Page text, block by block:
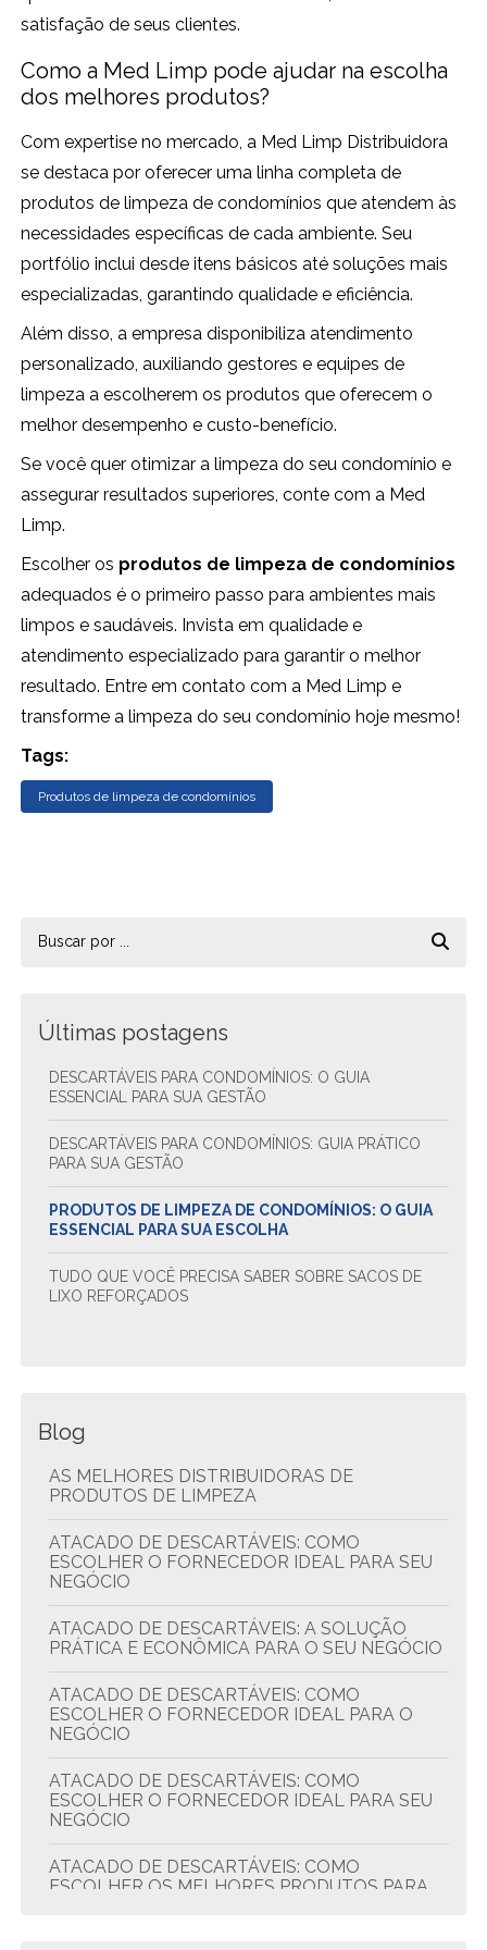
satisfação de seus clientes.
Como a Med Limp pode ajudar na escolha
dos melhores produtos?
Com expertise no mercado, a Med Limp Distribuidora
se destaca por oferecer uma linha completa de
produtos de limpeza de condomínios que atendem às
necessidades específicas de cada ambiente. Seu
portfólio inclui desde itens básicos até soluções mais
especializadas, garantindo qualidade e eficiência.
Além disso, a empresa disponibiliza atendimento
personalizado, auxiliando gestores e equipes de
limpeza a escolherem os produtos que oferecem o
melhor desempenho e custo-benefício.
Se você quer otimizar a limpeza do seu condomínio e
assegurar resultados superiores, conte com a Med
Limp.
Escolher os produtos de limpeza de condomínios
adequados é o primeiro passo para ambientes mais
limpos e saudáveis. Invista em qualidade e
atendimento especializado para garantir o melhor
resultado. Entre em contato com a Med Limp e
transforme a limpeza do seu condomínio hoje mesmo!
Tags:
Produtos de limpeza de condomínios
Últimas postagens
DESCARTÁVEIS PARA CONDOMÍNIOS: O GUIA
ESSENCIAL PARA SUA GESTÃO
DESCARTÁVEIS PARA CONDOMÍNIOS: GUIA PRÁTICO
PARA SUA GESTÃO
PRODUTOS DE LIMPEZA DE CONDOMÍNIOS: O GUIA
ESSENCIAL PARA SUA ESCOLHA
TUDO QUE VOCÊ PRECISA SABER SOBRE SACOS DE
LIXO REFORÇADOS
Blog
AS MELHORES DISTRIBUIDORAS DE
PRODUTOS DE LIMPEZA
ATACADO DE DESCARTÁVEIS: COMO
ESCOLHER O FORNECEDOR IDEAL PARA SEU
NEGÓCIO
ATACADO DE DESCARTÁVEIS: A SOLUÇÃO
PRÁTICA E ECONÔMICA PARA O SEU NEGÓCIO
ATACADO DE DESCARTÁVEIS: COMO
ESCOLHER O FORNECEDOR IDEAL PARA O
NEGÓCIO
ATACADO DE DESCARTÁVEIS: COMO
ESCOLHER O FORNECEDOR IDEAL PARA SEU
NEGÓCIO
ATACADO DE DESCARTÁVEIS: COMO
ESCOLHER OS MELHORES PRODUTOS PARA